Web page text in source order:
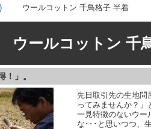
ウールコットン 千鳥格子 半着
ウールコットン 千
」。
先日取引先の生地問
ってみませんか？
一見特徴のないウー
な･･･と思いつつ、